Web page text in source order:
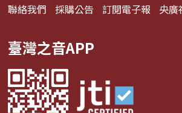
聯絡我們 採購公告 訂閱電子報 央廣
臺灣之音APP